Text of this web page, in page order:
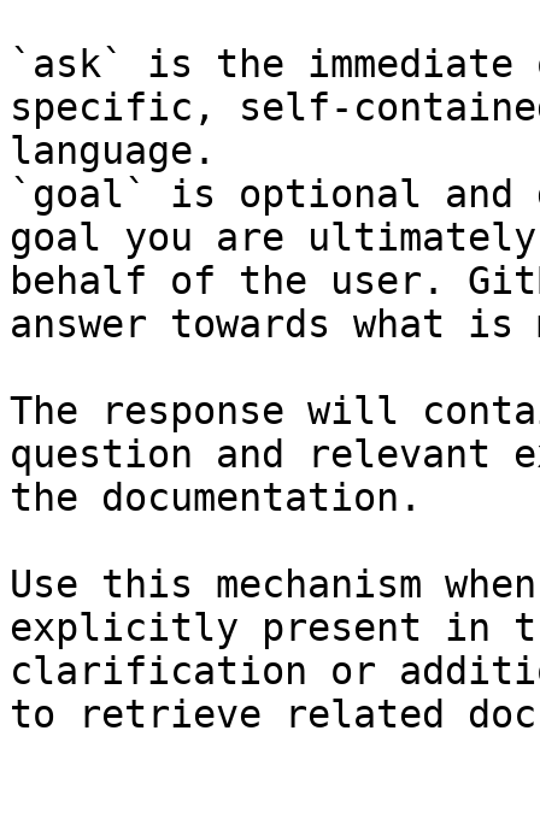
`ask` is the
specific, self-
language.
`goal` is optional and
goal you are
behalf of the user.
answer towards what
The response will
question and relevant
the documentation.
Use this mechanism
explicitly present in
clarification or